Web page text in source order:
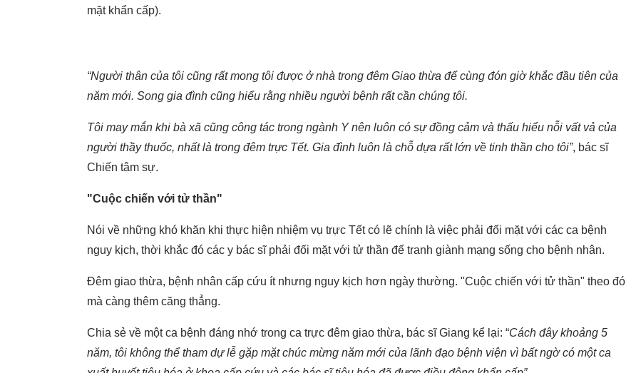
mặt khẩn cấp).
“Người thân của tôi cũng rất mong tôi được ở nhà trong đêm Giao thừa để cùng đón giờ khắc đầu tiên của
năm mới. Song gia đình cũng hiểu rằng nhiều người bệnh rất cần chúng tôi.
Tôi may mắn khi bà xã cũng công tác trong ngành Y nên luôn có sự đồng cảm và thấu hiểu nỗi vất vả của
người thầy thuốc, nhất là trong đêm trực Tết. Gia đình luôn là chỗ dựa rất lớn về tinh thần cho tôi”, bác sĩ
Chiến tâm sự.
"Cuộc chiến với tử thần"
Nói về những khó khăn khi thực hiện nhiệm vụ trực Tết có lẽ chính là việc phải đối mặt với các ca bệnh
nguy kịch, thời khắc đó các y bác sĩ phải đối mặt với tử thần để tranh giành mạng sống cho bệnh nhân.
Đêm giao thừa, bệnh nhân cấp cứu ít nhưng nguy kịch hơn ngày thường. "Cuộc chiến với tử thần" theo đó
mà càng thêm căng thẳng.
Chia sẻ về một ca bệnh đáng nhớ trong ca trực đêm giao thừa, bác sĩ Giang kể lại: “Cách đây khoảng 5
năm, tôi không thể tham dự lễ gặp mặt chúc mừng năm mới của lãnh đạo bệnh viện vì bất ngờ có một ca